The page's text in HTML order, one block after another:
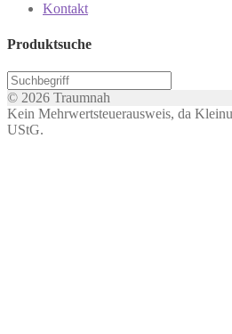
Kontakt
Produktsuche
© 2026 Traumnah
Kein Mehrwertsteuerausweis, da
UStG.